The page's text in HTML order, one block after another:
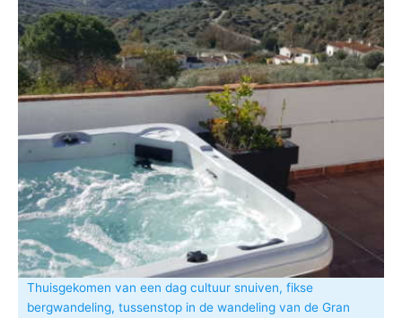
Thuisgekomen van een dag cultuur snuiven, fikse
bergwandeling, tussenstop in de wandeling van de Gran